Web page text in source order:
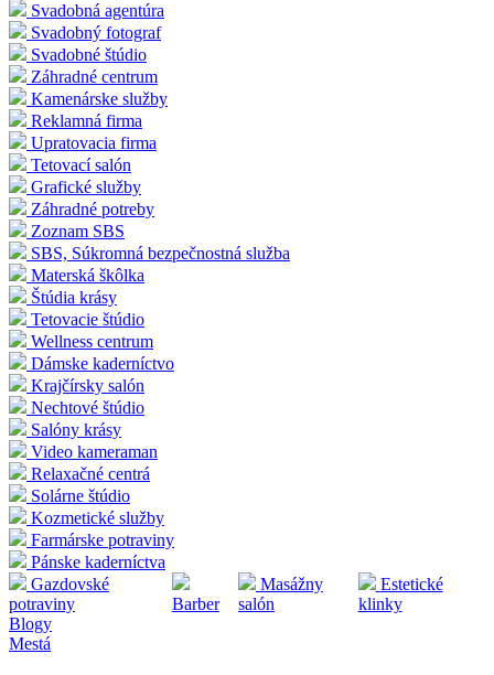
Svadobná agentúra
Svadobný fotograf
Svadobné štúdio
Záhradné centrum
Kamenárske služby
Reklamná firma
Upratovacia firma
Tetovací salón
Grafické služby
Záhradné potreby
Zoznam SBS
SBS, Súkromná bezpečnostná služba
Materská škôlka
Štúdia krásy
Tetovacie štúdio
Wellness centrum
Dámske kaderníctvo
Krajčírsky salón
Nechtové štúdio
Salóny krásy
Video kameraman
Relaxačné centrá
Solárne štúdio
Kozmetické služby
Farmárske potraviny
Pánske kaderníctva
Gazdovské
potraviny
Barber
Masážny
salón
Estetické
klinky
Blogy
Mestá